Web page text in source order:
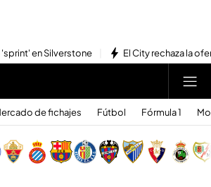
'sprint' en Silverstone El City rechaza la
de fichajes Fútbol Fórmula 1